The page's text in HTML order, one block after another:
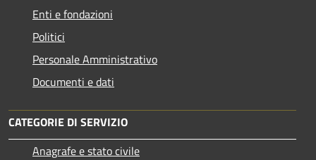
Enti e fondazioni
Politici
Personale Amministrativo
Documenti e dati
CATEGORIE DI SERVIZIO
Anagrafe e stato civile